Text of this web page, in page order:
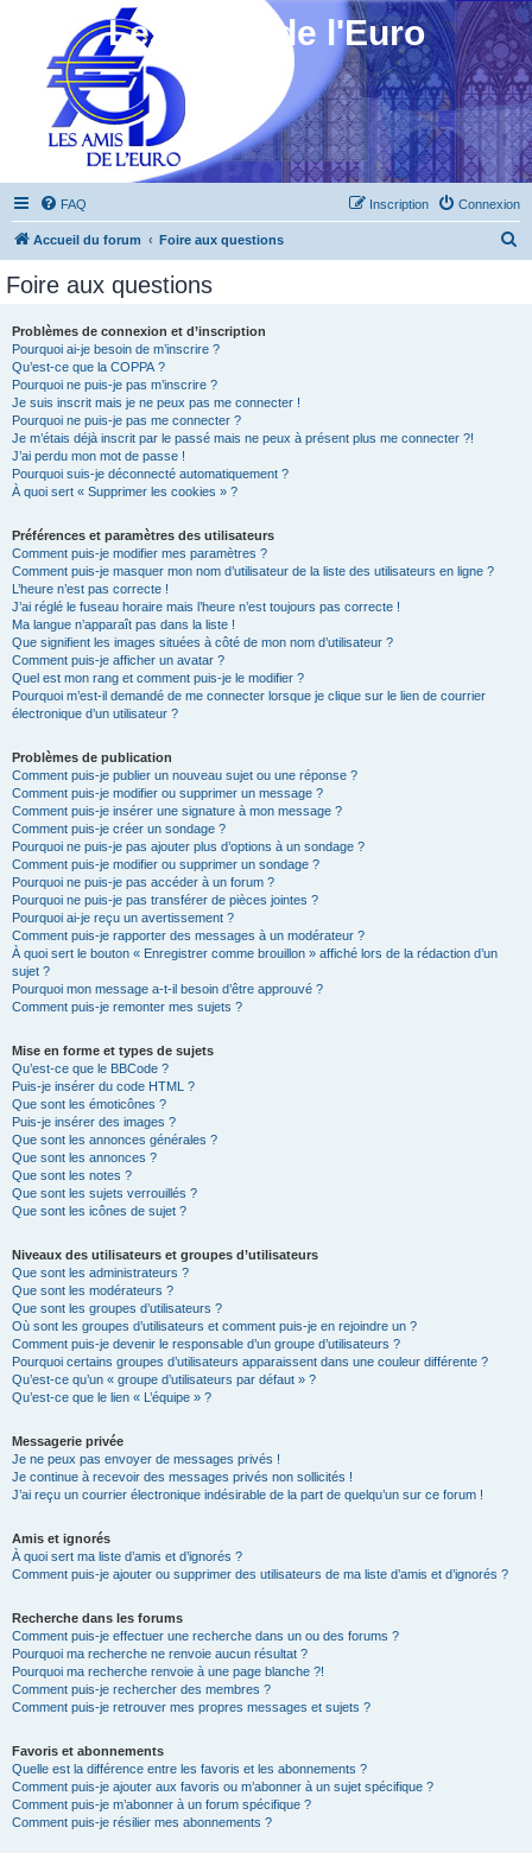
Les Amis de l'Euro
FAQ Connexion
Inscription
Accueil du forum Foire aux questions
Foire aux questions
Problèmes de connexion et d’inscription
Pourquoi ai-je besoin de m’inscrire ?
Qu’est-ce que la COPPA ?
Pourquoi ne puis-je pas m’inscrire ?
Je suis inscrit mais je ne peux pas me connecter !
Pourquoi ne puis-je pas me connecter ?
Je m’étais déjà inscrit par le passé mais ne peux à présent plus me connecter ?!
J’ai perdu mon mot de passe !
Pourquoi suis-je déconnecté automatiquement ?
À quoi sert « Supprimer les cookies » ?
Préférences et paramètres des utilisateurs
Comment puis-je modifier mes paramètres ?
Comment puis-je masquer mon nom d’utilisateur de la liste des utilisateurs en ligne ?
L’heure n’est pas correcte !
J’ai réglé le fuseau horaire mais l’heure n’est toujours pas correcte !
Ma langue n’apparaît pas dans la liste !
Que signifient les images situées à côté de mon nom d’utilisateur ?
Comment puis-je afficher un avatar ?
Quel est mon rang et comment puis-je le modifier ?
Pourquoi m’est-il demandé de me connecter lorsque je clique sur le lien de courrier
électronique d’un utilisateur ?
Problèmes de publication
Comment puis-je publier un nouveau sujet ou une réponse ?
Comment puis-je modifier ou supprimer un message ?
Comment puis-je insérer une signature à mon message ?
Comment puis-je créer un sondage ?
Pourquoi ne puis-je pas ajouter plus d’options à un sondage ?
Comment puis-je modifier ou supprimer un sondage ?
Pourquoi ne puis-je pas accéder à un forum ?
Pourquoi ne puis-je pas transférer de pièces jointes ?
Pourquoi ai-je reçu un avertissement ?
Comment puis-je rapporter des messages à un modérateur ?
À quoi sert le bouton « Enregistrer comme brouillon » affiché lors de la rédaction d’un
sujet ?
Pourquoi mon message a-t-il besoin d’être approuvé ?
Comment puis-je remonter mes sujets ?
Mise en forme et types de sujets
Qu’est-ce que le BBCode ?
Puis-je insérer du code HTML ?
Que sont les émoticônes ?
Puis-je insérer des images ?
Que sont les annonces générales ?
Que sont les annonces ?
Que sont les notes ?
Que sont les sujets verrouillés ?
Que sont les icônes de sujet ?
Niveaux des utilisateurs et groupes d’utilisateurs
Que sont les administrateurs ?
Que sont les modérateurs ?
Que sont les groupes d’utilisateurs ?
Où sont les groupes d’utilisateurs et comment puis-je en rejoindre un ?
Comment puis-je devenir le responsable d’un groupe d’utilisateurs ?
Pourquoi certains groupes d’utilisateurs apparaissent dans une couleur différente ?
Qu’est-ce qu’un « groupe d’utilisateurs par défaut » ?
Qu’est-ce que le lien « L’équipe » ?
Messagerie privée
Je ne peux pas envoyer de messages privés !
Je continue à recevoir des messages privés non sollicités !
J’ai reçu un courrier électronique indésirable de la part de quelqu’un sur ce forum !
Amis et ignorés
À quoi sert ma liste d’amis et d’ignorés ?
Comment puis-je ajouter ou supprimer des utilisateurs de ma liste d’amis et d’ignorés ?
Recherche dans les forums
Comment puis-je effectuer une recherche dans un ou des forums ?
Pourquoi ma recherche ne renvoie aucun résultat ?
Pourquoi ma recherche renvoie à une page blanche ?!
Comment puis-je rechercher des membres ?
Comment puis-je retrouver mes propres messages et sujets ?
Favoris et abonnements
Quelle est la différence entre les favoris et les abonnements ?
Comment puis-je ajouter aux favoris ou m’abonner à un sujet spécifique ?
Comment puis-je m’abonner à un forum spécifique ?
Comment puis-je résilier mes abonnements ?